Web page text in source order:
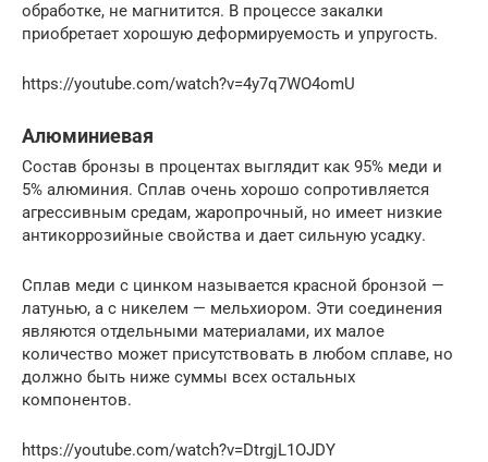
обработке, не магнитится. В процессе закалки
приобретает хорошую деформируемость и упругость.
https://youtube.com/watch?v=4y7q7WO4omU
Алюминиевая
Состав бронзы в процентах выглядит как 95% меди и
5% алюминия. Сплав очень хорошо сопротивляется
агрессивным средам, жаропрочный, но имеет низкие
антикоррозийные свойства и дает сильную усадку.
Сплав меди с цинком называется красной бронзой —
латунью, а с никелем — мельхиором. Эти соединения
являются отдельными материалами, их малое
количество может присутствовать в любом сплаве, но
должно быть ниже суммы всех остальных
компонентов.
https://youtube.com/watch?v=DtrgjL1OJDY